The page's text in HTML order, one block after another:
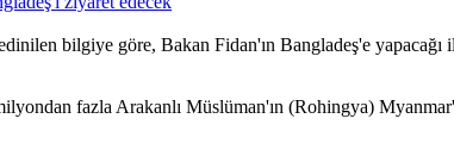
bilgiye göre, Bakan Fidan'ın Bangladeş'e
fazla Arakanlı Müslüman'ın (Rohingya)